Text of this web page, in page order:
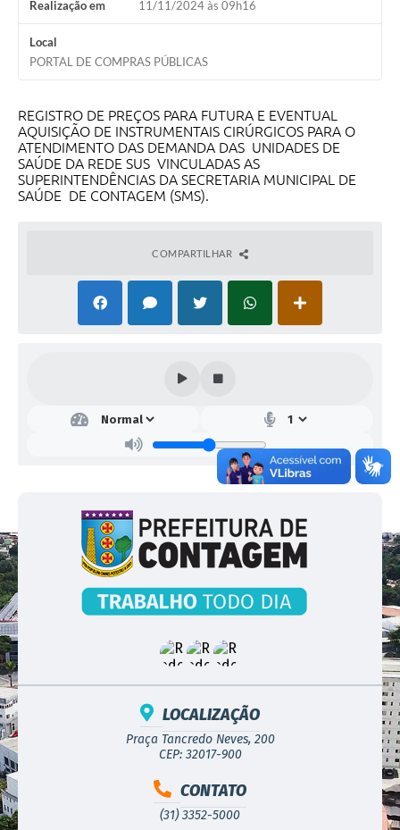
Realização em 11/11/2024 às 09h16
Local
PORTAL DE COMPRAS PÚBLICAS
REGISTRO DE PREÇOS PARA FUTURA E EVENTUAL
AQUISIÇÃO DE INSTRUMENTAIS CIRÚRGICOS PARA O
ATENDIMENTO DAS DEMANDA DAS UNIDADES DE
SAÚDE DA REDE SUS VINCULADAS AS
SUPERINTENDÊNCIAS DA SECRETARIA MUNICIPAL DE
SAÚDE DE CONTAGEM (SMS).
COMPARTILHAR
LOCALIZAÇÃO
Praça Tancredo Neves, 200
CEP: 32017-900
CONTATO
(31) 3352-5000